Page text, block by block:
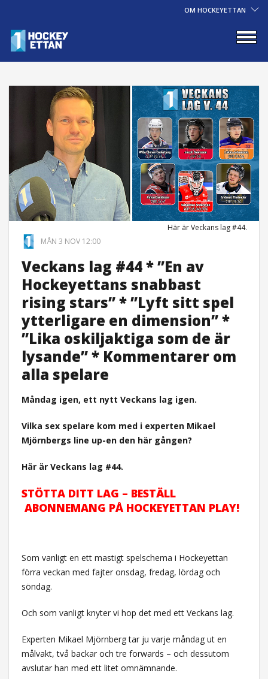
OM HOCKEYETTAN
Här är Veckans lag #44.
MÅN 3 NOV 12:00
Veckans lag #44 * ”En av
Hockeyettans snabbast
rising stars” * ”Lyft sitt spel
ytterligare en dimension” *
”Lika oskiljaktiga som de är
lysande” * Kommentarer om
alla spelare
Måndag igen, ett nytt Veckans lag igen.
Vilka sex spelare kom med i experten Mikael
Mjörnbergs line up-en den här gången?
Här är Veckans lag #44.
STÖTTA DITT LAG – BESTÄLL
ABONNEMANG PÅ HOCKEYETTAN PLAY!
Som vanligt en ett mastigt spelschema i Hockeyettan
förra veckan med fajter onsdag, fredag, lördag och
söndag.
Och som vanligt knyter vi hop det med ett Veckans lag.
Experten Mikael Mjörnberg tar ju varje måndag ut en
målvakt, två backar och tre forwards – och dessutom
avslutar han med ett litet omnämnande.